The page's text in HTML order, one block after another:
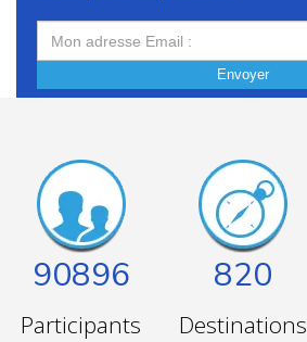
Envoyer
90896
Participants
820
Destinations